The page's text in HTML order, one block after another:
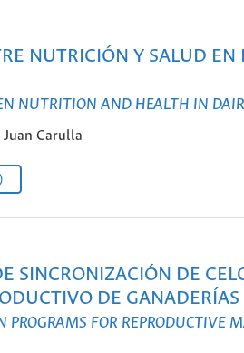
NUTRICIÓN Y SALUD EN
NUTRITION AND HEALTH IN
Juan Carulla
SINCRONIZACIÓN DE
DE GANADERÍAS
PROGRAMS FOR REPRODUCTIVE